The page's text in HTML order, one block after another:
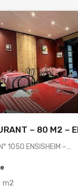
– 80 M2 –
1050 ENSISHEIM –…
m2